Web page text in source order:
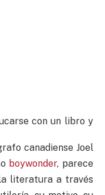
con un libro y
canadiense Joel
boywonder, parece
literatura a través